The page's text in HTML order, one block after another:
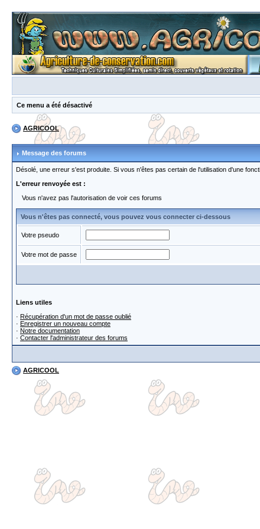
Ce menu a été désactivé
AGRICOOL
Message des forums
Désolé, une erreur s'est produite. Si vous n'êtes pas certain de l'utilisation d'une
L'erreur renvoyée est :
Vous n'avez pas l'autorisation de voir ces forums
Vous n'êtes pas connecté, vous pouvez vous connecter ci-dessous
Votre pseudo
Votre mot de passe
Liens utiles
· Récupération d'un mot de passe oublié
· Enregistrer un nouveau compte
· Notre documentation
· Contacter l'administrateur des forums
AGRICOOL